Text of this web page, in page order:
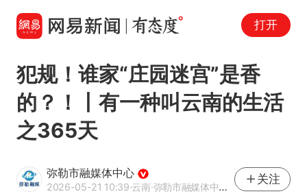
打开
犯规！谁家“庄园迷宫”是香
的？！丨有一种叫云南的生活
之365天
弥勒市融媒体中心
2026-05-21 10:39·云南·弥勒市融媒体中心官方网易号
关注